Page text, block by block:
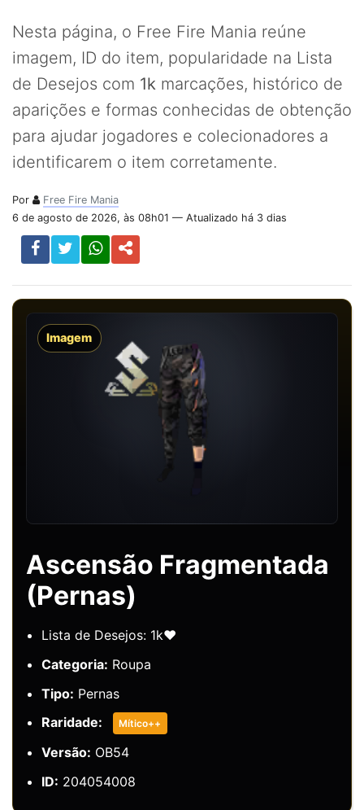
Nesta página, o Free Fire Mania reúne
imagem, ID do item, popularidade na Lista
de Desejos com 1k marcações, histórico de
aparições e formas conhecidas de obtenção
para ajudar jogadores e colecionadores a
identificarem o item corretamente.
Por
Free Fire Mania
6 de agosto de 2026, às 08h01 — Atualizado há 3 dias
Imagem
Ascensão Fragmentada
(Pernas)
Lista de Desejos: 1k❤️
Categoria: Roupa
Tipo: Pernas
Raridade:
Mítico++
Versão: OB54
ID: 204054008